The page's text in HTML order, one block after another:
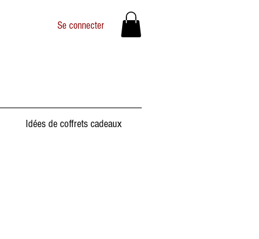
Se connecter
Idées de coffrets cadeaux